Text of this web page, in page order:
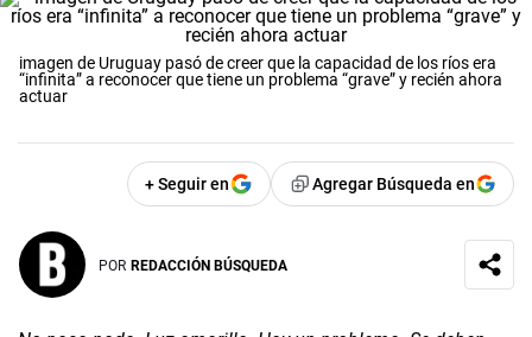
imagen de Uruguay pasó de creer que la capacidad de los ríos era
“infinita” a reconocer que tiene un problema “grave” y recién ahora
actuar
+ Seguir en Agregar Búsqueda en
POR REDACCIÓN BÚSQUEDA